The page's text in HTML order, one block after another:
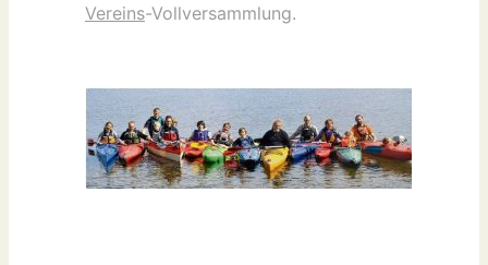
Vereins-Vollversammlung.